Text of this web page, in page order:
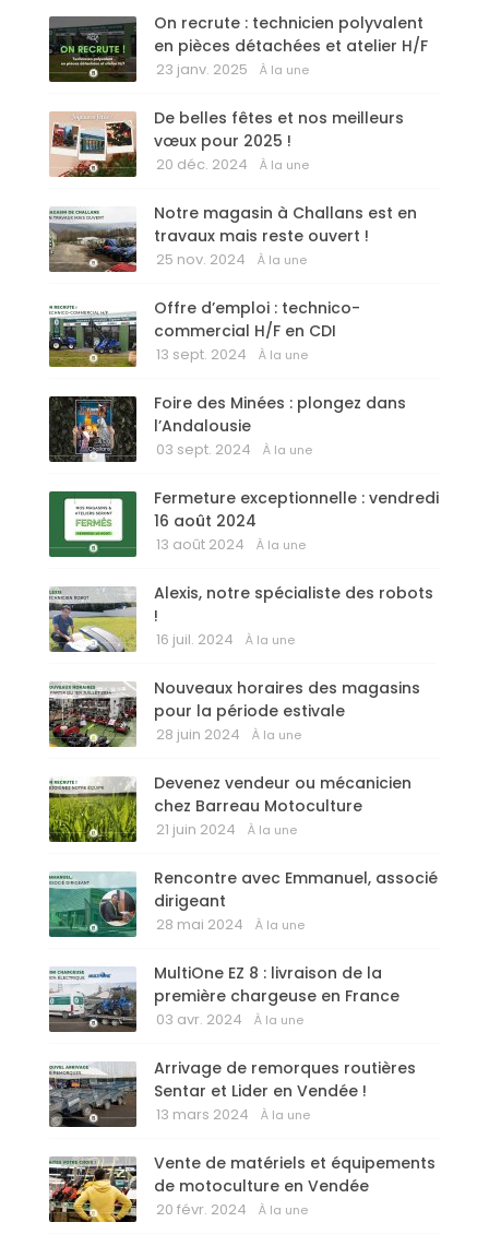
On recrute : technicien polyvalent
en pièces détachées et atelier H/F
23 janv. 2025 À la une
De belles fêtes et nos meilleurs
vœux pour 2025 !
20 déc. 2024 À la une
Notre magasin à Challans est en
travaux mais reste ouvert !
25 nov. 2024 À la une
Offre d’emploi : technico-
commercial H/F en CDI
13 sept. 2024 À la une
Foire des Minées : plongez dans
l’Andalousie
03 sept. 2024 À la une
Fermeture exceptionnelle : vendredi
16 août 2024
13 août 2024 À la une
Alexis, notre spécialiste des robots
!
16 juil. 2024 À la une
Nouveaux horaires des magasins
pour la période estivale
28 juin 2024 À la une
Devenez vendeur ou mécanicien
chez Barreau Motoculture
21 juin 2024 À la une
Rencontre avec Emmanuel, associé
dirigeant
28 mai 2024 À la une
MultiOne EZ 8 : livraison de la
première chargeuse en France
03 avr. 2024 À la une
Arrivage de remorques routières
Sentar et Lider en Vendée !
13 mars 2024 À la une
Vente de matériels et équipements
de motoculture en Vendée
20 févr. 2024 À la une